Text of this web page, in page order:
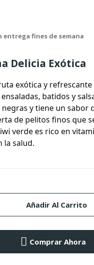
entrega fines de semana
Delicia Exótica
exótica y
batidos y
y tiene un sabor
de pelitos finos que
verde es rico en
la salud.
Añadir Al Carrito
Comprar Ahora